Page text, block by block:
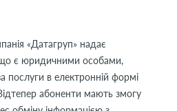
«Датагруп» надає
є юридичними особами,
послуги в електронній формі
абоненти мають змогу